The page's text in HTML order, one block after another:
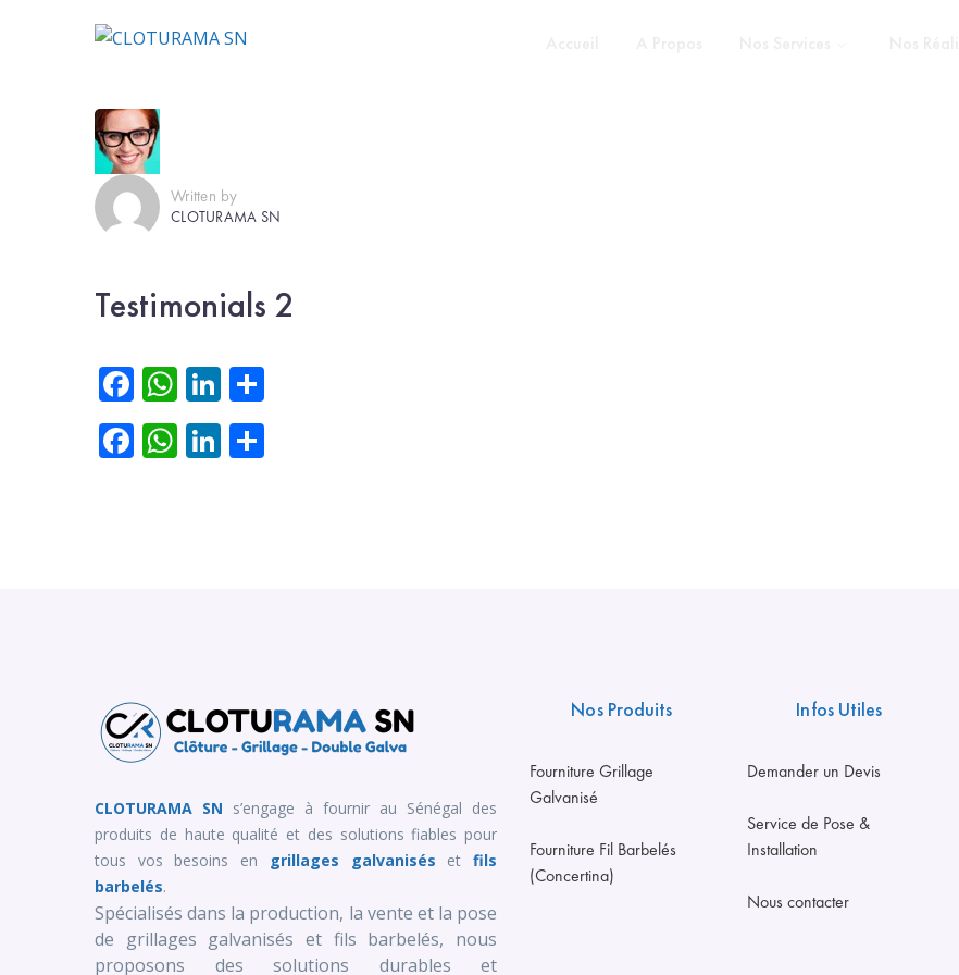
Written by
CLOTURAMA SN
Testimonials 2
Facebook
WhatsApp
LinkedIn
Facebook
WhatsApp
LinkedIn
CLOTURAMA SN s’engage à fournir au Sénégal des
produits de haute qualité et des solutions fiables pour
tous vos besoins en
grillages galvanisés etfils
barbelés.
Spécialisés dans la production, la vente et la pose
de grillages galvanisés et fils barbelés, nous
proposons des solutions durables et
Nos Produits
Fourniture Grillage
Galvanisé
Fourniture Fil Barbelés
(Concertina)
Infos Utiles
Demander un Devis
Service de Pose &
Installation
Nous contacter